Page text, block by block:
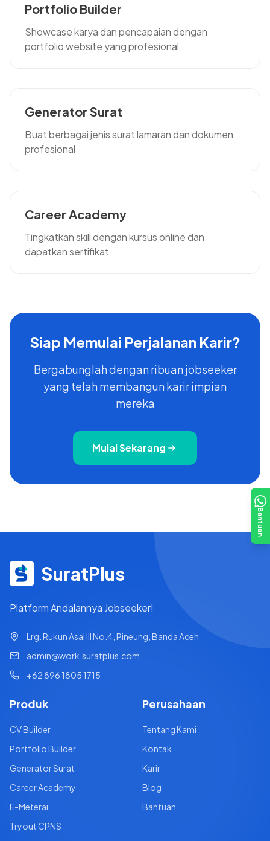
Bantuan
Portfolio Builder
Showcase karya dan pencapaian dengan
portfolio website yang profesional
Generator Surat
Buat berbagai jenis surat lamaran dan dokumen
profesional
Career Academy
Tingkatkan skill dengan kursus online dan
dapatkan sertifikat
Siap Memulai Perjalanan Karir?
Bergabunglah dengan ribuan jobseeker
yang telah membangun karir impian
mereka
Mulai Sekarang
SuratPlus
Platform Andalannya Jobseeker!
Lrg. Rukun Asal III No.4, Pineung, Banda Aceh
admin@work.suratplus.com
+62 896 1805 1715
Produk
CV Builder
Portfolio Builder
Generator Surat
Career Academy
E-Meterai
Tryout CPNS
Perusahaan
Tentang Kami
Kontak
Karir
Blog
Bantuan